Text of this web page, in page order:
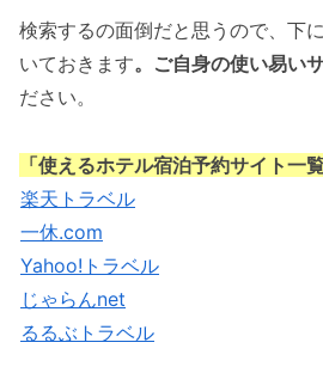
検索するの面倒だと思うので、下
いておきます。ご自身の使い易い
ださい。
「使えるホテル宿泊予約サイト一覧
楽天トラベル
一休.com
Yahoo!トラベル
じゃらんnet
るるぶトラベル